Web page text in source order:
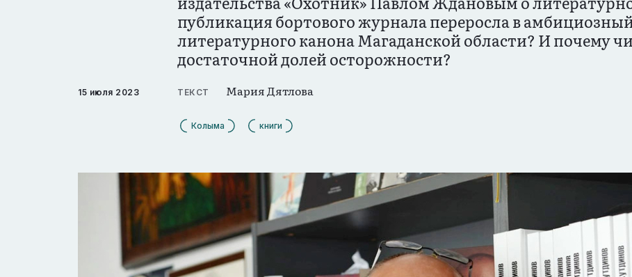
публикация бортового журнала переросла в
литературного канона Магаданской области? И почему
достаточной долей осторожности?
15 июля 2023 ТЕКСТ Мария Дятлова
Колыма книги